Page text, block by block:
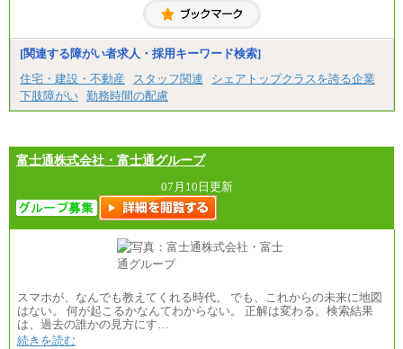
【契約社員】月給200,000円～
[関連する障がい者求人・採用キーワード検索]
住宅・建設・不動産
スタッフ関連
シェアトップクラスを誇る企業
下肢障がい 勤務時間の配慮
富士通株式会社・富士通グループ
07月10日更新
スマホが、なんでも教えてくれる時代。 でも、これからの未来に地図
はない。 何が起こるかなんてわからない。 正解は変わる。検索結果
は、過去の誰かの見方にす…
続きを読む